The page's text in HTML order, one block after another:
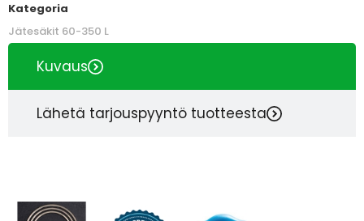
Kategoria
Jätesäkit 60-350 L
Kuvaus
Lähetä tarjouspyyntö tuotteesta